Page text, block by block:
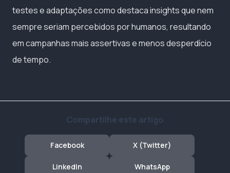
testes e adaptações como destaca insights que nem
sempre seriam percebidos por humanos, resultando
em campanhas mais assertivas e menos desperdício
de tempo.
Compartilhe este artigo
Facebook X (Twitter)
LinkedIn WhatsApp